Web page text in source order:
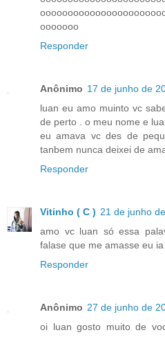
ooooooo
Responder
Anônimo 17 de junho de
luan eu amo muinto vc
de perto . o meu nome e
eu amava vc des de
tanbem nunca deixei de
Responder
Vitinho ( C ) 21 de junho
amo vc luan só essa
falase que me amasse eu
Responder
Anônimo 27 de junho de
oi luan gosto muito de